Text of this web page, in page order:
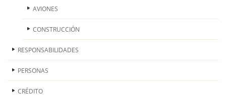
AVIONES
CONSTRUCCIÓN
RESPONSABILIDADES
PERSONAS
CRÉDITO